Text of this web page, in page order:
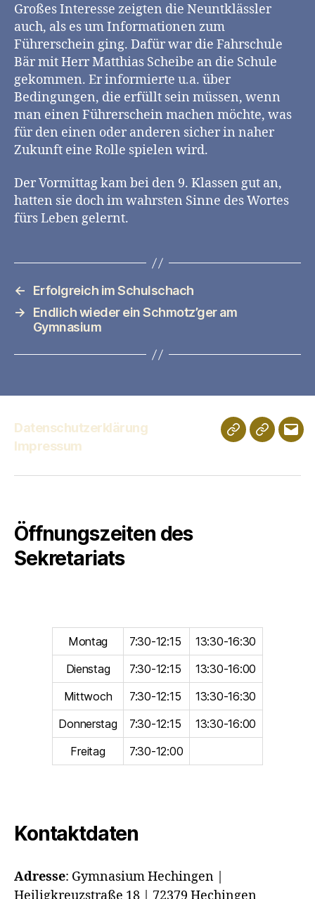
Großes Interesse zeigten die Neuntklässler
auch, als es um Informationen zum
Führerschein ging. Dafür war die Fahrschule
Bär mit Herr Matthias Scheibe an die Schule
gekommen. Er informierte u.a. über
Bedingungen, die erfüllt sein müssen, wenn
man einen Führerschein machen möchte, was
für den einen oder anderen sicher in naher
Zukunft eine Rolle spielen wird.
Der Vormittag kam bei den 9. Klassen gut an,
hatten sie doch im wahrsten Sinne des Wortes
fürs Leben gelernt.
←
Erfolgreich im Schulschach
→
Endlich wieder ein Schmotz’ger am
Gymnasium
Datenschutzerklärung
Impressum
Schulportfolio
Digitales
E-
Öffnungszeiten des
Sekretariats
Montag 7:30-12:15
13:30-16:30
Dienstag
7:30-12:15
13:30-16:00
Mittwoch
7:30-12:15
13:30-16:30
Donnerstag
7:30-12:15
13:30-16:00
Freitag
7:30-12:00
Kontaktdaten
Adresse: Gymnasium Hechingen |